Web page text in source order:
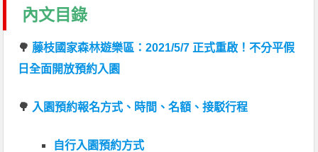
內文目錄
🌳 藤枝國家森林遊樂區：2021/5/7 正式重啟！不分平假
日全面開放預約入園
🌳 入園預約報名方式、時間、名額、接駁行程
自行入園預約方式